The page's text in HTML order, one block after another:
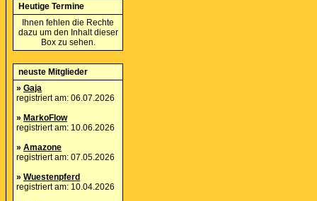
Heutige Termine
Ihnen fehlen die Rechte
dazu um den Inhalt dieser
Box zu sehen.
neuste Mitglieder
» Gaja
registriert am: 06.07.2026
» MarkoFlow
registriert am: 10.06.2026
» Amazone
registriert am: 07.05.2026
» Wuestenpferd
registriert am: 10.04.2026